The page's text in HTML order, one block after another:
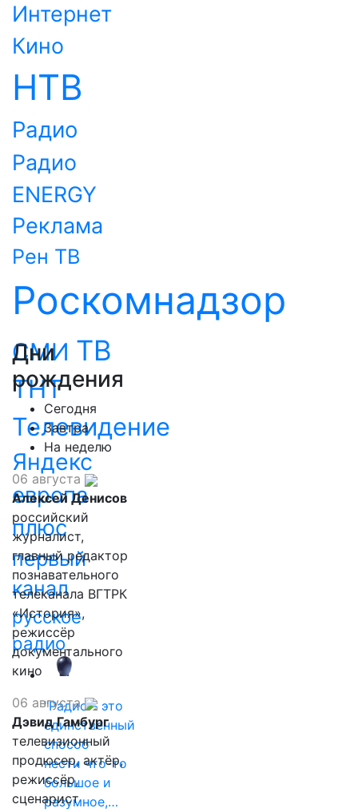
Интернет
Кино
НТВ
Радио
Радио
ENERGY
Реклама
Рен ТВ
Роскомнадзор
СМИ ТВ
ТНТ
Телевидение
Яндекс
европа
плюс
первый
канал
русское
радио
"Радио - это
единственный
способ
нести что-то
большое и
разумное,…
Дни
рождения
Сегодня
Завтра
На неделю
06 августа
Алексей Денисов
российский
журналист,
главный редактор
познавательного
телеканала ВГТРК
«История»,
режиссёр
документального
кино
06 августа
Дэвид Гамбург
телевизионный
продюсер, актёр,
режиссёр,
сценарист